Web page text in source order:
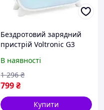
Бездротовий зарядний
пристрій Voltronic G3
RGB
В наявності
799₴
1 296 ₴
Купити